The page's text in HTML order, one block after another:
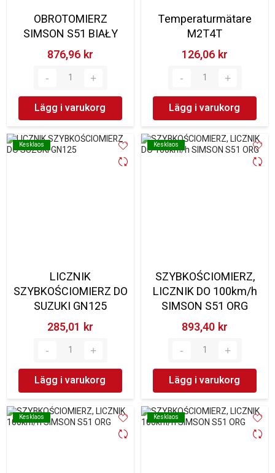
OBROTOMIERZ
SIMSON S51 BIAŁY
876,96 kr‎
Lägg i varukorg
Temperaturmätare
M2T4T
126,06 kr‎
Lägg i varukorg
Kesklaos
Kesklaos
LICZNIK
SZYBKOŚCIOMIERZ DO
SUZUKI GN125
285,01 kr‎
Lägg i varukorg
Kesklaos
Kesklaos
SZYBKOŚCIOMIERZ,
LICZNIK DO 100km/h
SIMSON S51 ORG
893,40 kr‎
Lägg i varukorg
Kesklaos
Kesklaos Kesklaos
Kesklaos